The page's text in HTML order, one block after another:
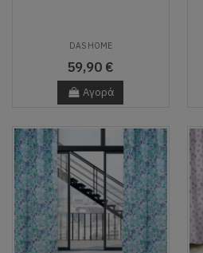
DAS HOME
59,90 €
Αγορά